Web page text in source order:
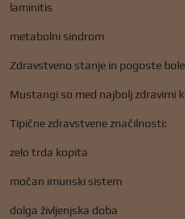
laminitis
metabolni sindrom
Zdravstveno stanje in pogoste
Mustangi so med najbolj zdravimi
Tipične zdravstvene značilnosti:
zelo trda kopita
močan imunski sistem
dolga življenjska doba